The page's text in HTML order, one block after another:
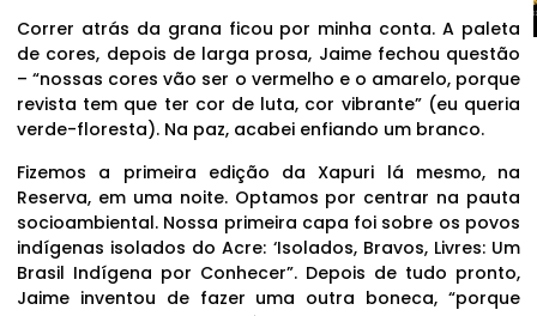
Correr atrás da grana ficou por minha conta. A paleta
de cores, depois de larga prosa, Jaime fechou questão
– “nossas cores vão ser o vermelho e o amarelo, porque
revista tem que ter cor de luta, cor vibrante” (eu queria
verde-floresta). Na paz, acabei enfiando um branco.
Fizemos a primeira edição da Xapuri lá mesmo, na
Reserva, em uma noite. Optamos por centrar na pauta
socioambiental. Nossa primeira capa foi sobre os povos
indígenas isolados do Acre: ‘Isolados, Bravos, Livres: Um
Brasil Indígena por Conhecer”. Depois de tudo pronto,
Jaime inventou de fazer uma outra boneca, “porque